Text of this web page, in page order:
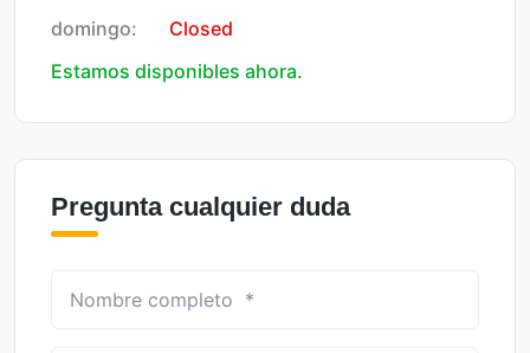
domingo:
Closed
Estamos disponibles ahora.
Pregunta cualquier duda